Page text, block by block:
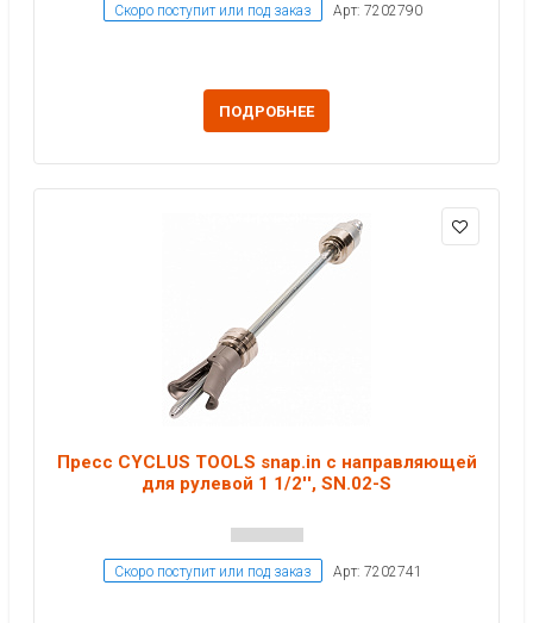
Скоро поступит или под заказ Арт: 7202790
ПОДРОБНЕЕ
Пресс CYCLUS TOOLS snap.in с направляющей
для рулевой 1 1/2'', SN.02-S
Скоро поступит или под заказ Арт: 7202741